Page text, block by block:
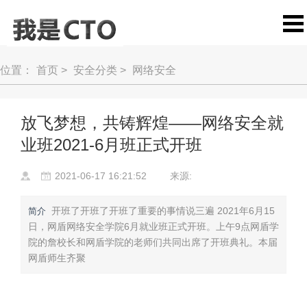
位置： 首页 > 安全分类 > 网络安全
放飞梦想，共铸辉煌——网络安全就
业班2021-6月班正式开班
2021-06-17 16:21:52 来源:
简介 开班了开班了开班了重要的事情说三遍 2021年6月15
日，网盾网络安全学院6月就业班正式开班。上午9点网盾学
院的詹校长和网盾学院的老师们共同出席了开班典礼。本届
网盾师生齐聚